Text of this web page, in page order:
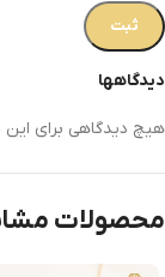
دیدگاهها
هیچ دیدگاهی برای
محصولات